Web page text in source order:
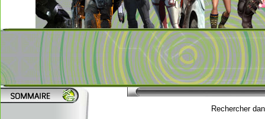
Rechercher